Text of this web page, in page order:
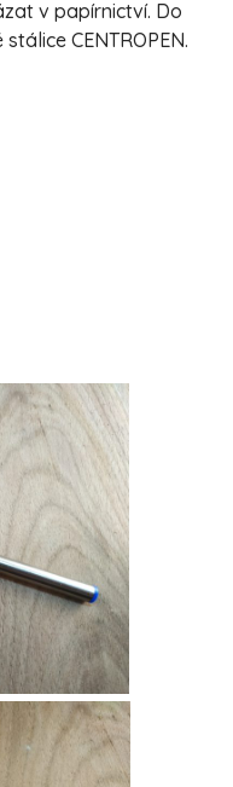
v papírnictví. Do
CENTROPEN.